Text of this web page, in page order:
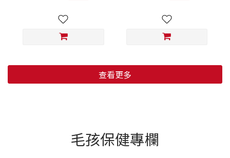
查看更多
毛孩保健專欄